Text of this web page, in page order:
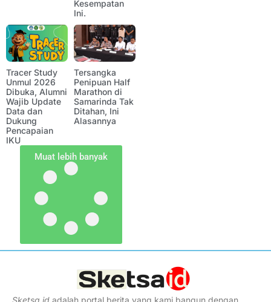
Kesempatan
Ini.
Tracer Study
Unmul 2026
Dibuka, Alumni
Wajib Update
Data dan
Dukung
Pencapaian
IKU
Tersangka
Penipuan Half
Marathon di
Samarinda Tak
Ditahan, Ini
Alasannya
Muat lebih banyak
Sketsa id adalah portal berita yang kami bangun dengan